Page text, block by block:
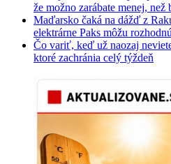
že možno zarábate menej, než
Maďarsko čaká na dážď z
elektrárne Paks môžu
Čo variť, keď už naozaj
ktoré zachránia celý týždeň